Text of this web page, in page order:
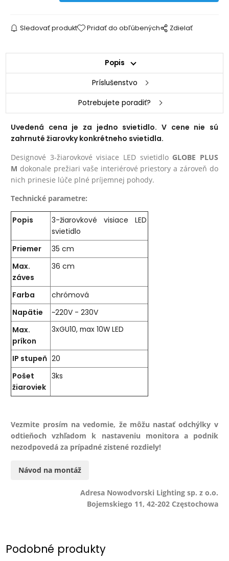
Sledovať produkt Pridať do obľúbených Zdielať
Popis
Príslušenstvo
Potrebujete poradiť?
Uvedená cena je za jedno svietidlo. V cene nie sú
zahrnuté žiarovky konkrétneho svietidla.
Designové 3-žiarovkové visiace LED svietidloGLOBE PLUS
M dokonale prežiari vaše interiérové priestory a zároveň do
nich prinesie lúče plné príjemnej pohody.
Technické parametre:
Popis
3-žiarovkové visiace LED
svietidlo
Priemer
35 cm
Max.
záves
36 cm
Farba
chrómová
Napätie
~220V - 230V
Max.
príkon
3xGU10, max 10W LED
IP stupeň 20
Pošet
žiaroviek
3ks
Vezmite prosím na vedomie, že môžu nastať odchýlky v
odtieňoch vzhľadom k nastaveniu monitora a podnik
nezodpovedá za prípadné zistené rozdiely!
Návod na montáž
Adresa Nowodvorski Lighting sp. z o.o.
Bojemskiego 11, 42-202 Częstochowa
Podobné produkty